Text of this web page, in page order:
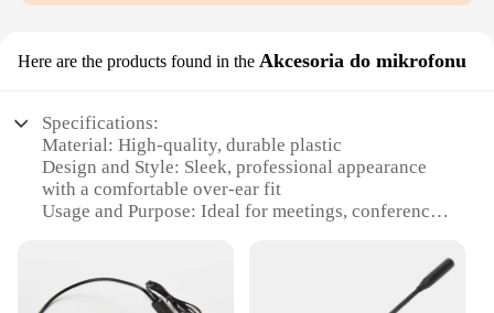
Here are the products found in the Akcesoria do mikrofonu
Specifications:
Material: High-quality, durable plastic
Design and Style: Sleek, professional appearance
with a comfortable over-ear fit
Usage and Purpose: Ideal for meetings, conferences,
noise-cancellation capabilities
Parts and Accessories: Includes a 3.5mm audio jack